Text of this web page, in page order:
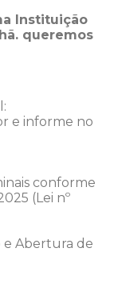
Instituição
queremos
e informe no
conforme
(Lei nº
e Abertura de